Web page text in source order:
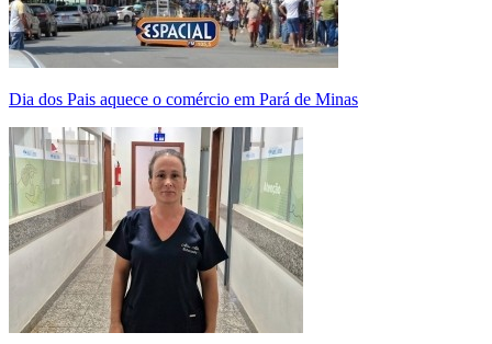
Dia dos Pais aquece o comércio em Pará de Minas